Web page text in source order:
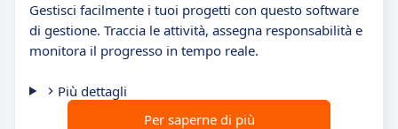
Gestisci facilmente i tuoi progetti con questo software
di gestione. Traccia le attività, assegna responsabilità e
monitora il progresso in tempo reale.
Più dettagli
Per saperne di più